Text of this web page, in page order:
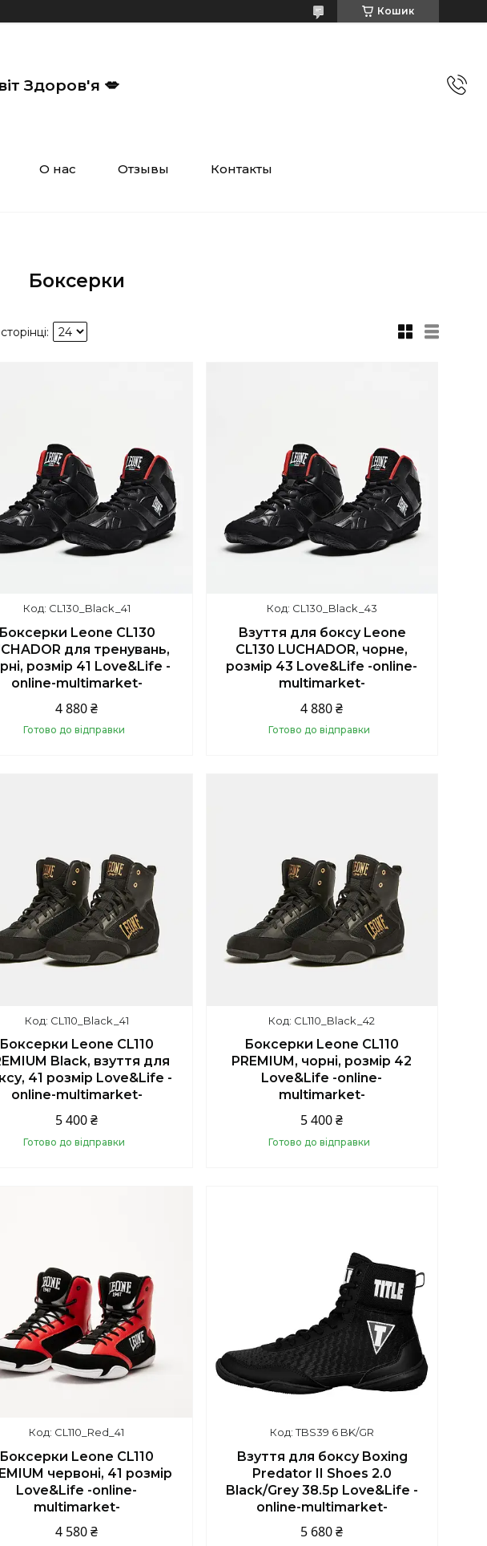
Кошик
Здоров'я 💋
О нас Отзывы Контакты
Боксерки
CL130_Black_41
Боксерки Leone CL130
для тренувань,
розмір 41 Love&Life -
online-multimarket-
4 880 ₴
Готово до відправки
CL130_Black_43
Взуття для боксу Leone
CL130 LUCHADOR, чорне,
розмір 43 Love&Life -online-
multimarket-
4 880 ₴
Готово до відправки
CL110_Black_41
Боксерки Leone CL110
Black, взуття для
41 розмір Love&Life -
online-multimarket-
5 400 ₴
Готово до відправки
CL110_Black_42
Боксерки Leone CL110
PREMIUM, чорні, розмір 42
Love&Life -online-
multimarket-
5 400 ₴
Готово до відправки
CL110_Red_41
Боксерки Leone CL110
червоні, 41 розмір
Love&Life -online-
multimarket-
4 580 ₴
TBS39 6 BK/GR
Взуття для боксу Boxing
Predator II Shoes 2.0
Black/Grey 38.5р Love&Life -
online-multimarket-
5 680 ₴